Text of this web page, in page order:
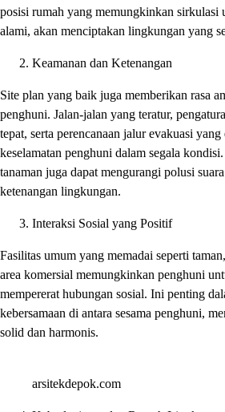
posisi rumah yang memungkinkan sirkulasi
alami, akan menciptakan lingkungan yang
Keamanan dan Ketenangan
Site plan yang baik juga memberikan rasa
penghuni. Jalan-jalan yang teratur,
tepat, serta perencanaan jalur evakuasi
keselamatan penghuni dalam segala
tanaman juga dapat mengurangi polusi
ketenangan lingkungan.
Interaksi Sosial yang Positif
Fasilitas umum yang memadai seperti
area komersial memungkinkan penghuni
mempererat hubungan sosial. Ini penting
kebersamaan di antara sesama penghuni,
solid dan harmonis.
arsitekdepok.com